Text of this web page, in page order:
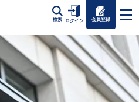
検索 ログイン 会員登録